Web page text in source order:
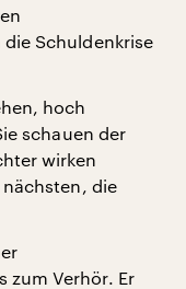
Schuldenkrise
hoch
schauen der
wirken
die
zum Verhör. Er